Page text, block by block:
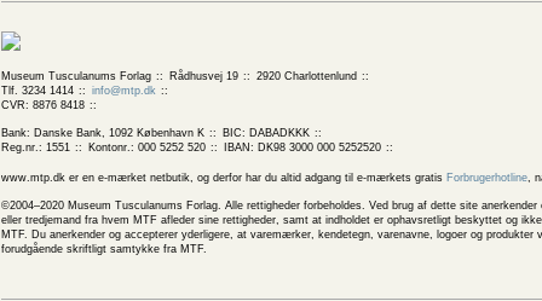
Museum Tusculanums Forlag Rådhusvej 19
2920 Charlottenlund
Tlf. 3234 1414
info@mtp.dk
CVR: 8876 8418
Bank: Danske Bank, 1092 København K
BIC: DABADKKK
Reg.nr.: 1551
Kontonr.: 000 5252 520 IBAN: DK98 3000 000 5252520
www.mtp.dk er en e-mærket netbutik, og derfor har du altid adgang til e-mærkets gratis Forbrugerhotline,
©2004–2020 Museum Tusculanums Forlag. Alle rettigheder forbeholdes. Ved brug af dette site
eller tredjemand fra hvem MTF afleder sine rettigheder, samt at indholdet er ophavsretligt beskyttet og
MTF. Du anerkender og accepterer yderligere, at varemærker, kendetegn, varenavne, logoer og
forudgående skriftligt samtykke fra MTF.